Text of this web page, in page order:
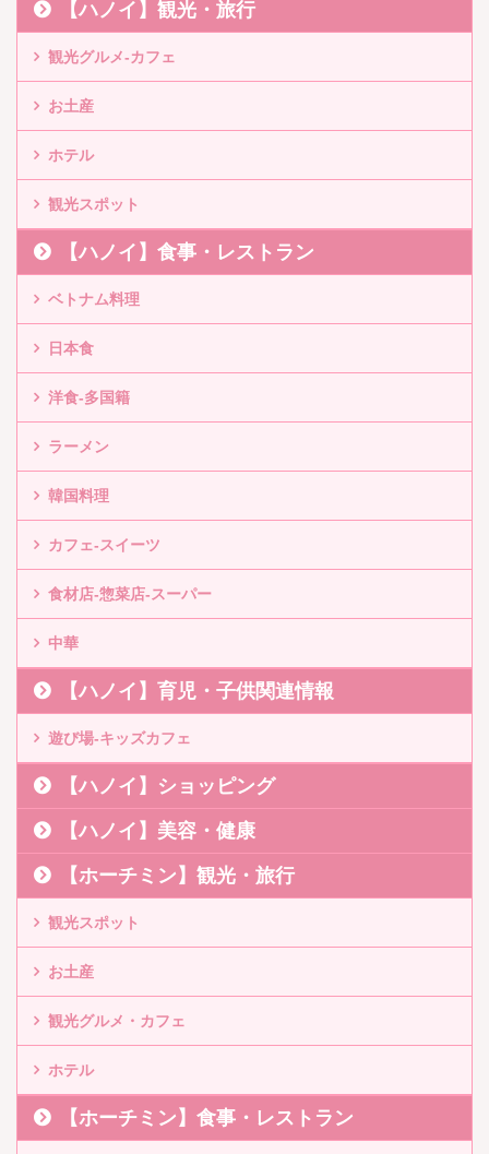
【ハノイ】観光・旅行
観光グルメ-カフェ
お土産
ホテル
観光スポット
【ハノイ】食事・レストラン
ベトナム料理
日本食
洋食-多国籍
ラーメン
韓国料理
カフェ-スイーツ
食材店-惣菜店-スーパー
中華
【ハノイ】育児・子供関連情報
遊び場-キッズカフェ
【ハノイ】ショッピング
【ハノイ】美容・健康
【ホーチミン】観光・旅行
観光スポット
お土産
観光グルメ・カフェ
ホテル
【ホーチミン】食事・レストラン